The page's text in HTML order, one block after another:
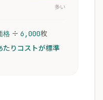
多い
格 ÷ 6,000枚
たりコストが標準